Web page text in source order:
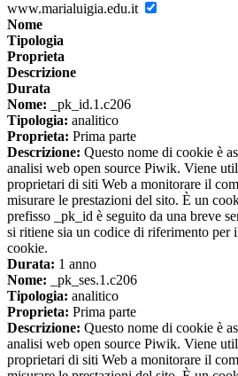
www.marialuigia.edu.it
Nome
Tipologia
Proprieta
Descrizione
Durata
Nome: _pk_id.1.c206
Tipologia: analitico
Proprieta: Prima parte
Descrizione: Questo nome di cookie è
analisi web open source Piwik. Viene
proprietari di siti Web a monitorare il
misurare le prestazioni del sito. È un
prefisso _pk_id è seguito da una breve
si ritiene sia un codice di riferimento per
cookie.
Durata: 1 anno
Nome: _pk_ses.1.c206
Tipologia: analitico
Proprieta: Prima parte
Descrizione: Questo nome di cookie è
analisi web open source Piwik. Viene
proprietari di siti Web a monitorare il